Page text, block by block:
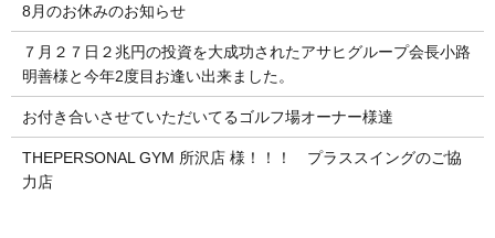
8月のお休みのお知らせ
７月２７日２兆円の投資を大成功されたアサヒグループ会長小路
明善様と今年2度目お逢い出来ました。
お付き合いさせていただいてるゴルフ場オーナー様達
THEPERSONAL GYM 所沢店 様！！！ プラススイングのご協
力店